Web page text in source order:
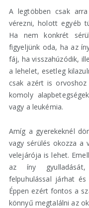
A legtöbben csak
vérezni, holott egyéb
Ha nem konkrét
figyeljünk oda, ha az
fáj, ha visszahúzódik,
a lehelet, esetleg
csak azért is
komoly
vagy a leukémia.
Amíg a gyerekeknél
vagy sérülés okozza a
velejárója is lehet.
az íny gyulladását,
felpuhulással járhat
Éppen ezért fontos a
könnyű megtalálni az